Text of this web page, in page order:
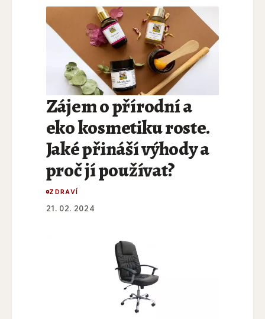
Zájem o přírodní a
eko kosmetiku roste.
Jaké přináší výhody a
proč jí používat?
ZDRAVÍ
21. 02. 2024